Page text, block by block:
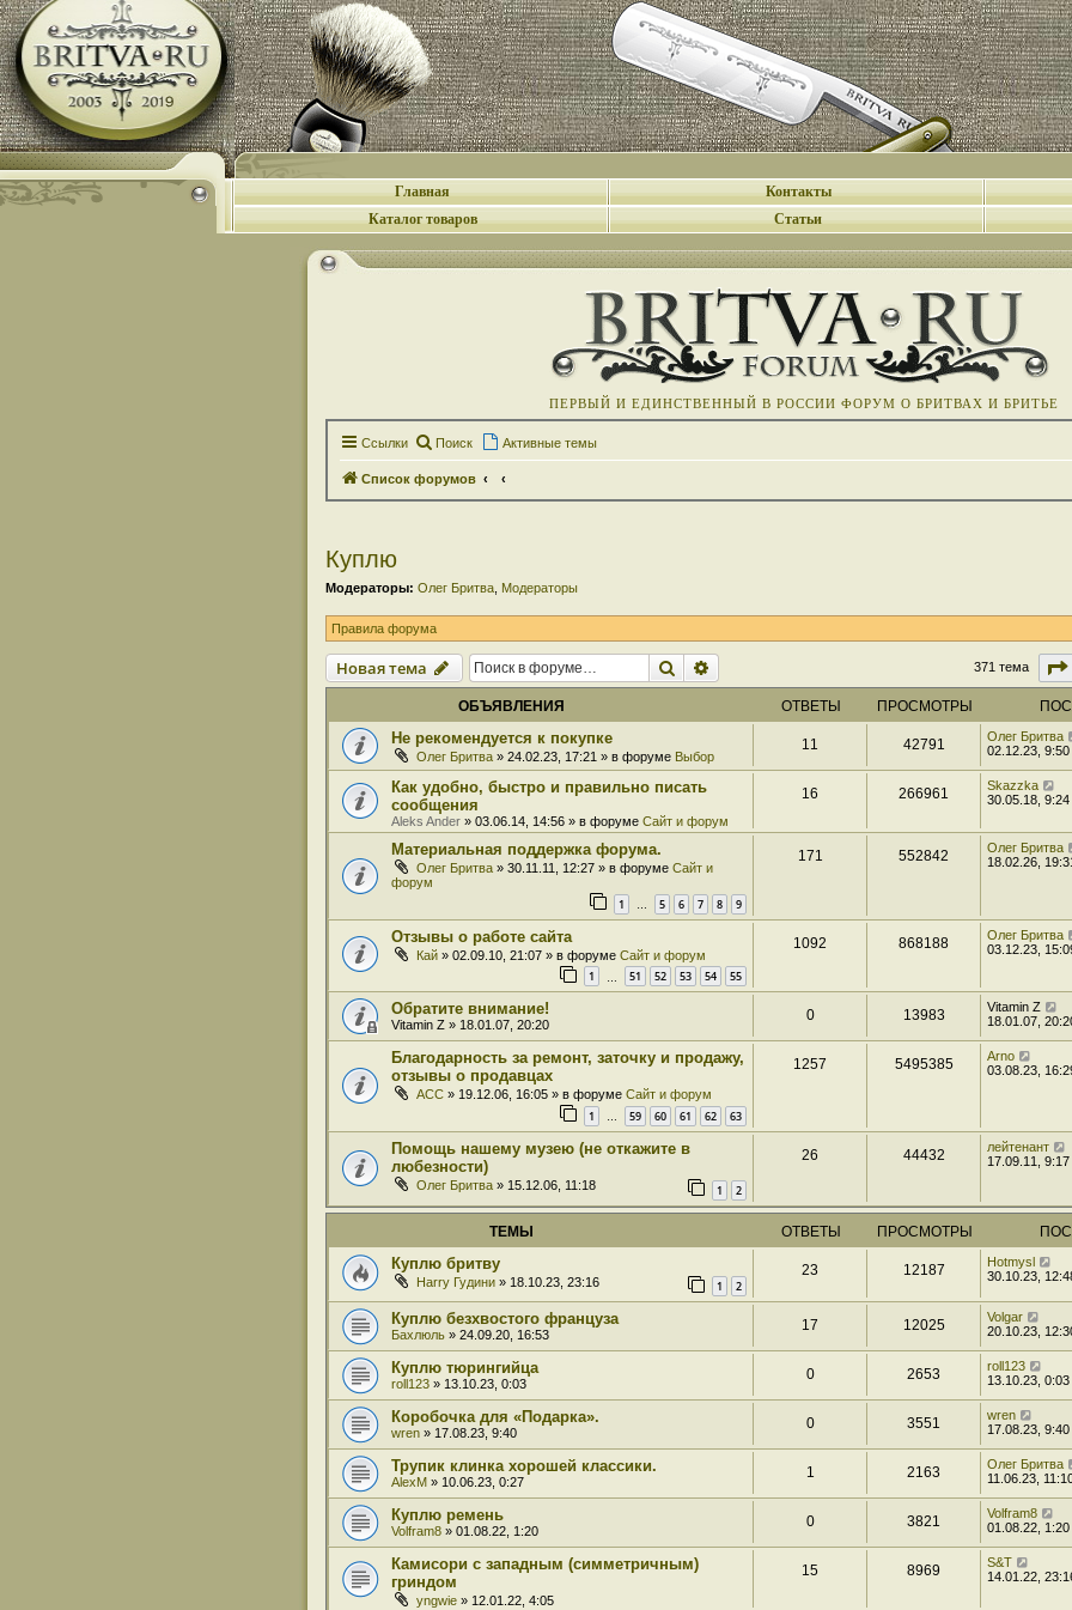
Главная Контакты
Каталог товаров
Статьи
ПЕРВЫЙ И ЕДИНСТВЕННЫЙ В РОССИИ ФОРУМ О БРИТВАХ И БРИТЬЕ
Ссылки Поиск Активные темы
Список форумов
Куплю
Модераторы: Олег Бритва Модераторы
Правила форума
Новая тема Поиск 371 тема
ОБЪЯВЛЕНИЯ ОТВЕТЫ ПРОСМОТРЫ
Не рекомендуется к покупке
Олег Бритва » 24.02.23, 17:21 » в форуме Выбор
11 42791
Олег Бритва
02.12.23, 9:50
Как удобно, быстро и правильно писать
сообщения
Aleks Ander » 03.06.14, 14:56 » в форуме Сайт и форум
16 266961
Skazzka
30.05.18, 9:24
Материальная поддержка форума.
Олег Бритва » 30.11.11, 12:27 » в форуме Сайт и
форум
1 … 5 6 7 8 9
171 552842
Олег Бритва
18.02.26,
Отзывы о работе сайта
Кай » 02.09.10, 21:07 » в форуме Сайт и форум
1 51 52 53 54 55
1092 868188
Олег Бритва
03.12.23,
Обратите внимание!
Vitamin Z » 18.01.07, 20:20
0 13983
Vitamin Z
18.01.07,
Благодарность за ремонт, заточку и продажу,
отзывы о продавцах
ACC » 19.12.06, 16:05 » в форуме Сайт и форум
1 … 59 60 61 62 63
1257 5495385
Arno
03.08.23,
Помощь нашему музею (не откажите в
любезности)
Олег Бритва » 15.12.06, 11:18 1 2
26 44432
лейтенант
17.09.11, 9:17
ТЕМЫ ОТВЕТЫ ПРОСМОТРЫ
Куплю бритву
Harry Гудини » 18.10.23, 23:16 1 2
23 12187
Hotmysl
30.10.23,
Куплю безхвостого француза
Бахлюль » 24.09.20, 16:53
17 12025
Volgar
20.10.23,
Куплю тюрингийца
roll123 » 13.10.23, 0:03
0 2653
roll123
13.10.23, 0:03
Коробочка для «Подарка».
wren » 17.08.23, 9:40
0 3551
wren
17.08.23, 9:40
Трупик клинка хорошей классики.
AlexM » 10.06.23, 0:27
1 2163
Олег Бритва
11.06.23,
Куплю ремень
Volfram8 » 01.08.22, 1:20
0 3821
Volfram8
01.08.22, 1:20
Камисори с западным (симметричным)
гриндом
yngwie » 12.01.22, 4:05
15 8969
S&T
14.01.22,